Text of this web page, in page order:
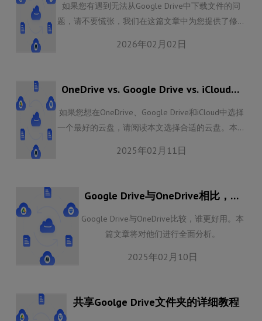
如果您有遇到无法从Google Drive中下载文件的问
题，请不要慌张，我们在这篇文章中为您提供了修复
2026年02月02日
OneDrive vs. Google Drive vs. iCloud：
如果您想在OneDrive、Google Drive和iCloud中选择
一个最好的云盘，请阅读本文选择合适的云盘。本文
同步功能、跨设备访问和安全性等方面。无论您是需
式，这篇文章都将帮助您做出明智的选择。
2025年02月11日
Google Drive与OneDrive相比，哪
Google Drive与OneDrive比较，谁更好用。本
篇文章将对他们进行全面分析。
2025年02月10日
共享Goolge Drive文件夹的详细教程